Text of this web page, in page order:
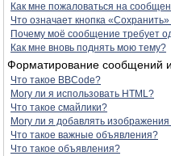
Как мне пожаловаться на
Что означает кнопка
Почему моё сообщение требует
Как мне вновь поднять мою тему?
Форматирование сообщений
Что такое BBCode?
Могу ли я использовать HTML?
Что такое смайлики?
Могу ли я добавлять
Что такое важные объявления?
Что такое объявления?